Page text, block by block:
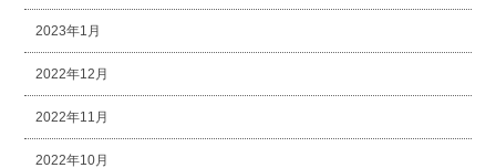
2023年1月
2022年12月
2022年11月
2022年10月